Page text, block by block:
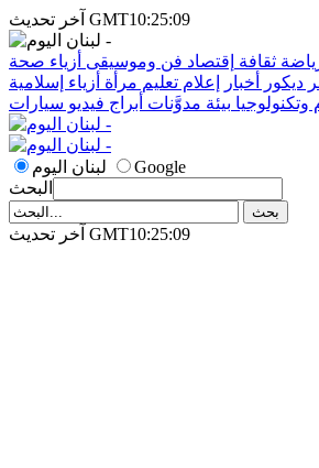
آخر تحديث GMT10:25:09
ثقافة إقتصاد فن وموسيقى أزياء صحة
ديكور أخبار إعلام تعليم مرأة أزياء إسلامية
وتكنولوجيا بيئة مدوَّنات أبراج فيديو سيارات
لبنان اليوم
Google
البحث
آخر تحديث GMT10:25:09